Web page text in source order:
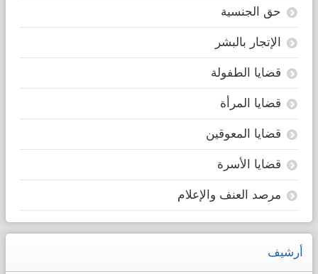
حق الجنسية
الإتجار بالبشر
قضايا الطفولة
قضايا المرأة
قضايا المعوقين
قضايا الأسرة
مرصد العنف والإعلام
أرشيف